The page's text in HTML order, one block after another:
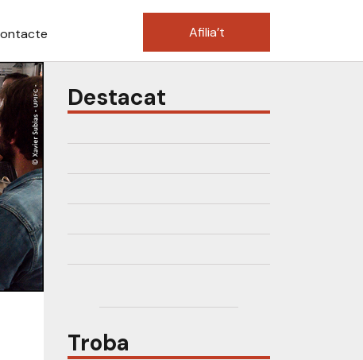
Afilia’t
Destacat
Troba